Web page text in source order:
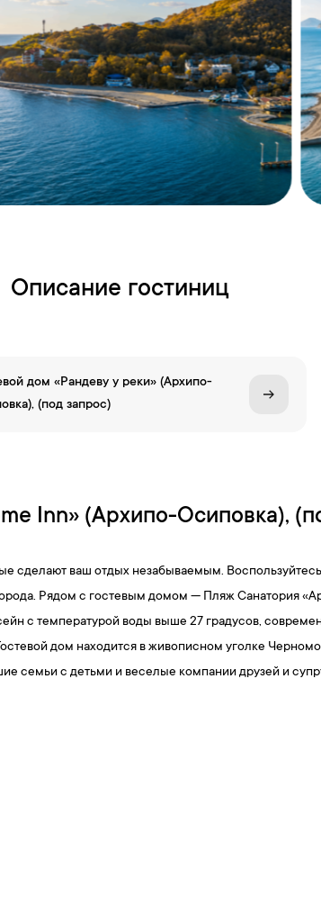
Описание гостиниц
дом «Рандеву у реки» (Архипо-
(под запрос)
Inn» (Архипо-Осиповка),
сделают ваш отдых незабываемым.
Рядом с гостевым домом — Пляж Санатория
с температурой воды выше 27 градусов,
дом находится в живописном уголке
семьи с детьми и веселые компании друзей и